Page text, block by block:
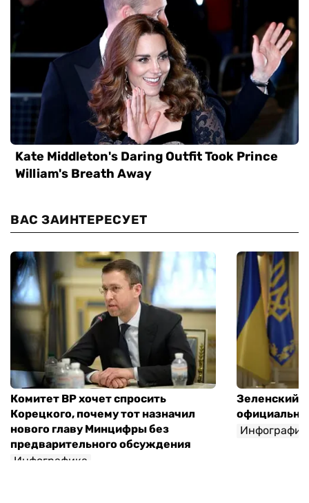
ВАС ЗАИНТЕРЕСУЕТ
Комитет ВР хочет спросить
Корецкого, почему тот назначил
нового главу Минцифры без
предварительного обсуждения
Инфографика
Зеленский